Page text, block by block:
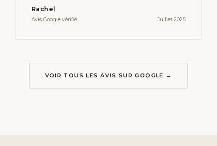
Rachel
Avis Google vérifié Juillet 2025
VOIR TOUS LES AVIS SUR GOOGLE →